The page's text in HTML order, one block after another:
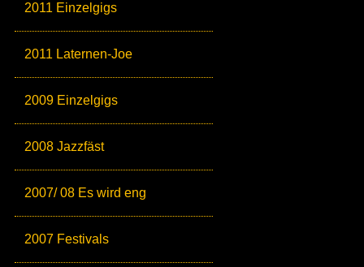
2011 Einzelgigs
2011 Laternen-Joe
2009 Einzelgigs
2008 Jazzfäst
2007/ 08 Es wird eng
2007 Festivals